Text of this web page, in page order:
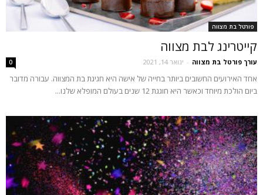
פורטל בת מצווה
קייטרינג לבת מצווה
עורך פורטל בת מצווה - ינואר 14, 2021 0
אחד האירועים החשובים ביותר בחייה של אישה היא חגיגת בת המצווה. עבורה מדובר
ביום הולכת מיוחד וכאשר היא חוגגת 12 שנים בעולם המופלא שלנו...